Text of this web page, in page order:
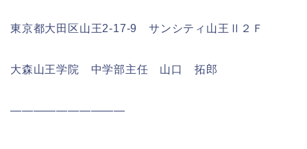
東京都大田区山王2‐17‐9 サンシティ山王Ⅱ２Ｆ
大森山王学院 中学部主任 山口 拓郎
――――――――――